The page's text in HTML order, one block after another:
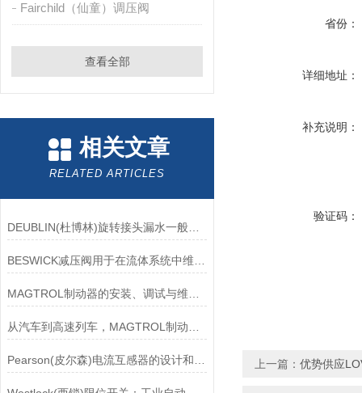
Fairchild（仙童）调压阀
查看全部
相关文章
RELATED ARTICLES
DEUBLIN(杜博林)旋转接头漏水一般应从以下几个方面来找原因
省份：
详细地址：
补充说明：
验证码：
上一篇： 优势供应